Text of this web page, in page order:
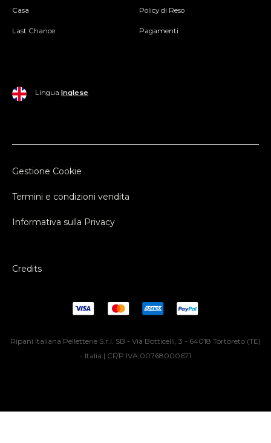
Casa
Last Chance
Policy di Reso
Pagamenti
Lingua Inglese
Gestione Cookie
Termini e condizioni vendita
Informativa sulla Privacy
Credits
Ripani Italiana Pelletterie S.r.l. SB - Via Botticelli, 3 - 64018 Tortoreto (TE)
- Italia | CF/P.IVA 00768000671